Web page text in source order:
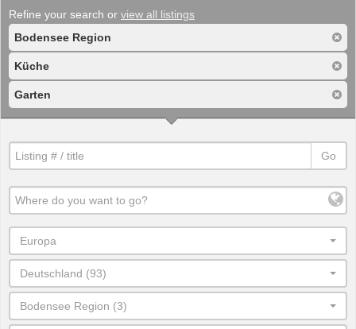
Refine your search or view all listings
Bodensee Region
Küche
Garten
Go
Europa
Deutschland (93)
Bodensee Region (3)